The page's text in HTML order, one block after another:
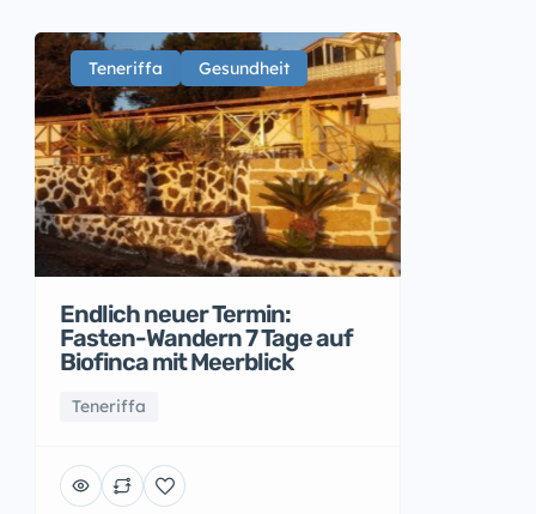
Teneriffa Gesundheit
Endlich neuer Termin:
Fasten-Wandern 7 Tage auf
Biofinca mit Meerblick
Teneriffa